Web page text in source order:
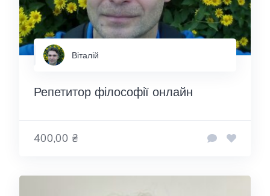
Віталій
Репетитор філософії онлайн
400,00 ₴